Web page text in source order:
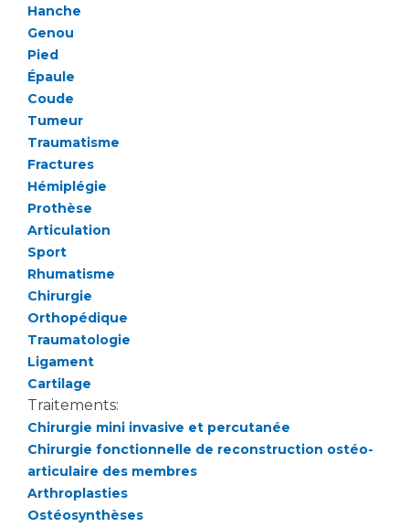
Hanche
Genou
Pied
Épaule
Coude
Tumeur
Traumatisme
Fractures
Hémiplégie
Prothèse
Articulation
Sport
Rhumatisme
Chirurgie
Orthopédique
Traumatologie
Ligament
Cartilage
Traitements:
Chirurgie mini invasive et percutanée
Chirurgie fonctionnelle de reconstruction ostéo-
articulaire des membres
Arthroplasties
Ostéosynthèses